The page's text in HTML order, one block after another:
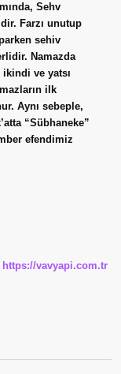
Sehv
Farzı unutup
sehiv
Namazda
ve yatsı
ilk
Aynı sebeple,
“Sübhaneke”
efendimiz
https://vavyapi.com.tr